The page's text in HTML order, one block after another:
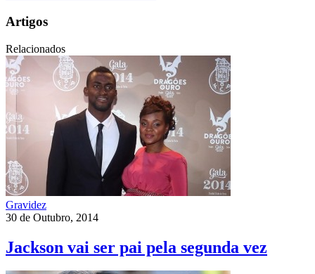
Artigos
Relacionados
Gravidez
30 de Outubro, 2014
Jackson vai ser pai pela segunda vez